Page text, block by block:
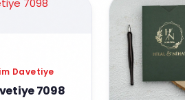
Davetiye
7098